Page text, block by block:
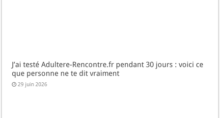
J’ai testé Adultere-Rencontre.fr pendant 30 jours : voici ce
que personne ne te dit vraiment
29 juin 2026